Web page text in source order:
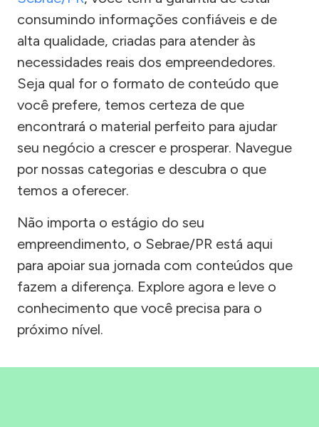
consumindo informações confiáveis e de
alta qualidade, criadas para atender às
necessidades reais dos empreendedores.
Seja qual for o formato de conteúdo que
você prefere, temos certeza de que
encontrará o material perfeito para ajudar
seu negócio a crescer e prosperar. Navegue
por nossas categorias e descubra o que
temos a oferecer.
Não importa o estágio do seu
empreendimento, o Sebrae/PR está aqui
para apoiar sua jornada com conteúdos que
fazem a diferença. Explore agora e leve o
conhecimento que você precisa para o
próximo nível.